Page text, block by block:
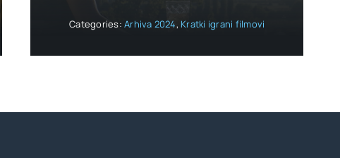
Categories:Arhiva 2024, Kratki igrani filmovi